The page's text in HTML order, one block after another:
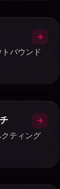
バウンド
ティング